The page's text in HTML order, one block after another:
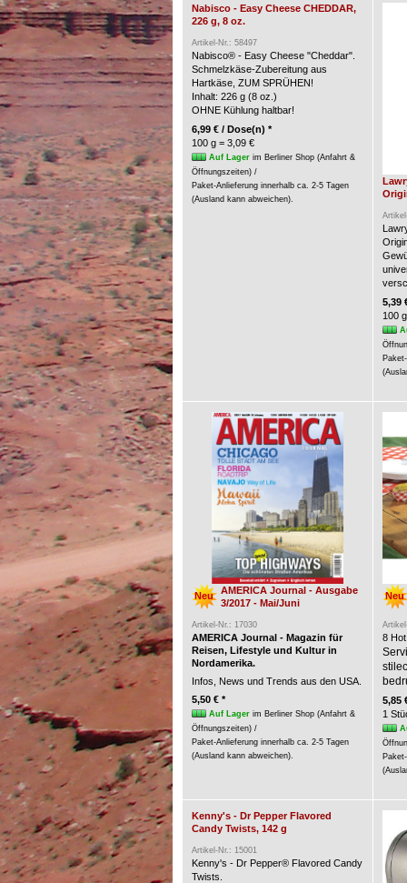
Nabisco - Easy Cheese CHEDDAR,
226 g, 8 oz.
Artikel-Nr.: 58497
Nabisco® - Easy Cheese "Cheddar".
Schmelzkäse-Zubereitung aus
Hartkäse, ZUM SPRÜHEN!
Inhalt: 226 g (8 oz.)
OHNE Kühlung haltbar!
6,99 € / Dose(n) *
100 g = 3,09 €
Auf Lagerim Berliner Shop (Anfahrt &
Öffnungszeiten) /
Paket-Anlieferung innerhalb ca. 2-5 Tagen
(Ausland kann abweichen).
5,39
100
Neu
AMERICA Journal - Ausgabe
3/2017 - Mai/Juni
Artikel-Nr.: 17030
AMERICA Journal - Magazin für
Reisen, Lifestyle und Kultur in
Nordamerika.
Infos, News und Trends aus den USA.
5,50 € *
Auf Lagerim Berliner Shop (Anfahrt &
Öffnungszeiten) /
Paket-Anlieferung innerhalb ca. 2-5 Tagen
(Ausland kann abweichen).
Neu
8
5,85
1
Kenny's - Dr Pepper Flavored
Candy Twists, 142 g
Artikel-Nr.: 15001
Kenny's - Dr Pepper® Flavored Candy
Twists.